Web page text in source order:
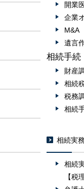
開業
企業
M&A
遺言
相続手続
財産
相続
税務
相続
相続実
相続
【税